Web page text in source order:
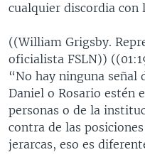
cualquier discordia con
((William Grigsby.
oficialista FSLN))
“No hay ninguna señal
Daniel o Rosario estén
personas o de la
contra de las
jerarcas, eso es